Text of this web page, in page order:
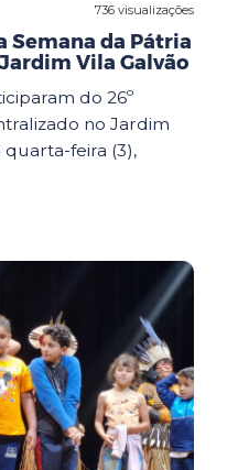
736 visualizações
da Pátria
Vila Galvão
do 26º
no Jardim
quarta-feira (3),